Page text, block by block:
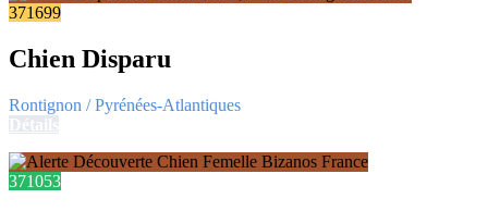
371699
Chien Disparu
Rontignon / Pyrénées-Atlantiques
Détails
371053